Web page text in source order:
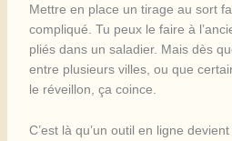
Mettre en place un tirage au sort
compliqué. Tu peux le faire à
pliés dans un saladier. Mais dès
entre plusieurs villes, ou que
le réveillon, ça coince.
C’est là qu’un outil en ligne